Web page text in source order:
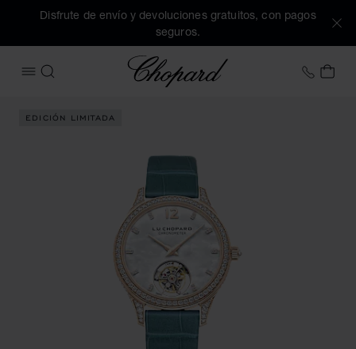
Disfrute de envío y devoluciones gratuitos, con pagos
seguros.
ABRIR MENÚ
BUSCAR
Chopard +34
MI
EDICIÓN LIMITADA